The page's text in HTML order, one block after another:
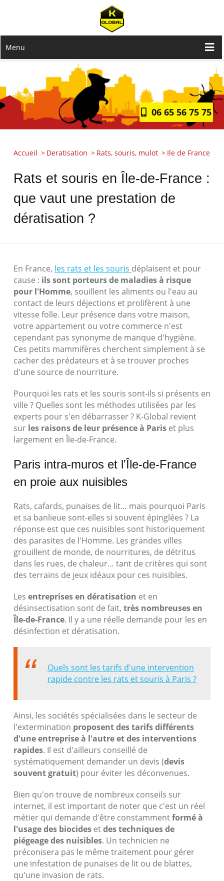
Menu
06 65 56 75 75
Accueil Deratisation Rats, souris, mulot Ile de France
Rats et souris en Île-de-France :
que vaut une prestation de
dératisation ?
En France, les rats et les souris déplaisent et pour
cause : ils sont porteurs de maladies à risque
pour l'Homme, souillent les aliments ou l'eau au
contact de leurs déjections et prolifèrent à une
vitesse folle. Leur présence dans votre maison,
votre appartement ou votre commerce n'est
cependant pas synonyme de manque d'hygiène.
Ces petits mammifères cherchent simplement à se
cacher des prédateurs et à se trouver proches
d'une source de nourriture.
Pourquoi les rats et les souris sont-ils si présents en
ville ? Quelles sont les méthodes utilisées par les
experts pour s'en débarrasser ? K-Global revient
sur les raisons de leur présence à Pariset plus
largement en Île-de-France.
Paris intra-muros et l'Île-de-France
en proie aux nuisibles
Rats, cafards, punaises de lit… mais pourquoi Paris
et sa banlieue sont-elles si souvent épinglées ? La
réponse est que ces nuisibles sont historiquement
des parasites de l'Homme. Les grandes villes
grouillent de monde, de nourritures, de détritus
dans les rues, de chaleur… tant de critères qui sont
des terrains de jeux idéaux pour ces nuisibles.
Les entreprises en dératisation et en
désinsectisation sont de fait, très nombreuses en
Île-de-France. Il y a une réelle demande pour les en
désinfection et dératisation.
Quels sont les tarifs d'une intervention
rapide contre les rats et souris à Paris ?
Ainsi, les sociétés spécialisées dans le secteur de
l'extermination proposent des tarifs différents
d'une entreprise à l'autre et des interventions
rapides. Il est d'ailleurs conseillé de
systématiquement demander un devis (devis
souvent gratuit) pour éviter les déconvenues.
Bien qu'on trouve de nombreux conseils sur
internet, il est important de noter que c'est un réel
métier qui demande d'être constammentformé à
l'usage des biocidesetdes techniques de
piégeage des nuisibles. Un technicien ne
préconisera pas le même traitement pour gérer
une infestation de punaises de lit ou de blattes,
qu'une invasion de rats.